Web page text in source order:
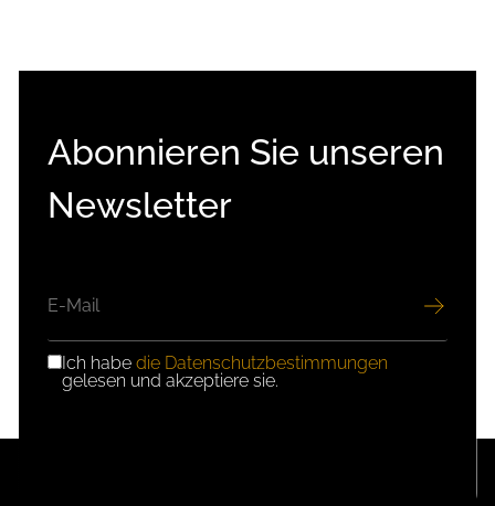
Abonnieren Sie unseren
Newsletter
MAIL
DSGVO-
EINWILLIGUNG
Ich habe die Datenschutzbestimmungen
gelesen und akzeptiere sie.